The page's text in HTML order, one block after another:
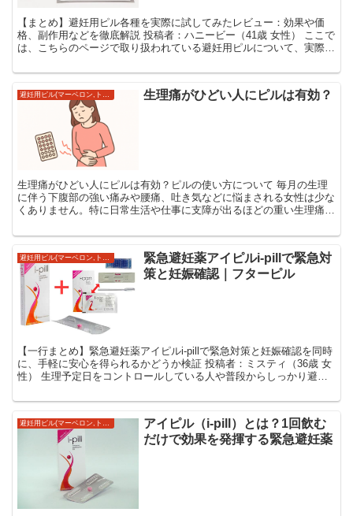
【まとめ】避妊用ピル各種を実際に試してみたレビュー：効果や価
格、副作用などを徹底解説 投稿者：ハニービー（41歳 女性） ここで
は、こちらのページで取り扱われている避妊用ピルについて、実際に
避妊用ピル(マーベロン,トリキュラーなど) 生理痛がひどい人にピルは有効？
生理痛がひどい人にピルは有効？ピルの使い方について 毎月の生理
に伴う下腹部の強い痛みや腰痛、吐き気などに悩まされる女性は少な
くありません。特に日常生活や仕事に支障が出るほどの重い生理痛
緊急避妊薬アイピルi-pillで緊急対
策と妊娠確認｜フターピル
【一行まとめ】緊急避妊薬アイピルi-pillで緊急対策と妊娠確認を同時
に、手軽に安心を得られるかどうか検証 投稿者：ミスティ（36歳 女
性） 生理予定日をコントロールしている人や普段からしっかり避妊
アイピル（i-pill）とは？1回飲む
だけで効果を発揮する緊急避妊薬